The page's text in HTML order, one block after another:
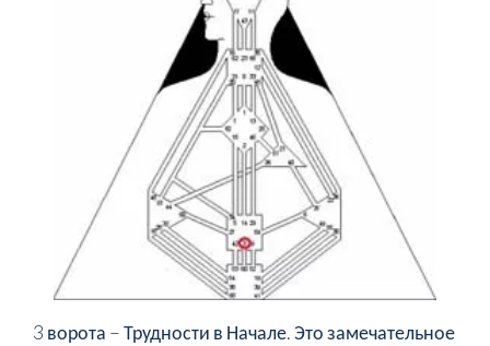
3 ворота – Трудности в Начале. Это замечательное